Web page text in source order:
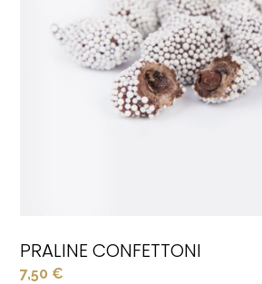
PRALINE CONFETTONI
7,50 €